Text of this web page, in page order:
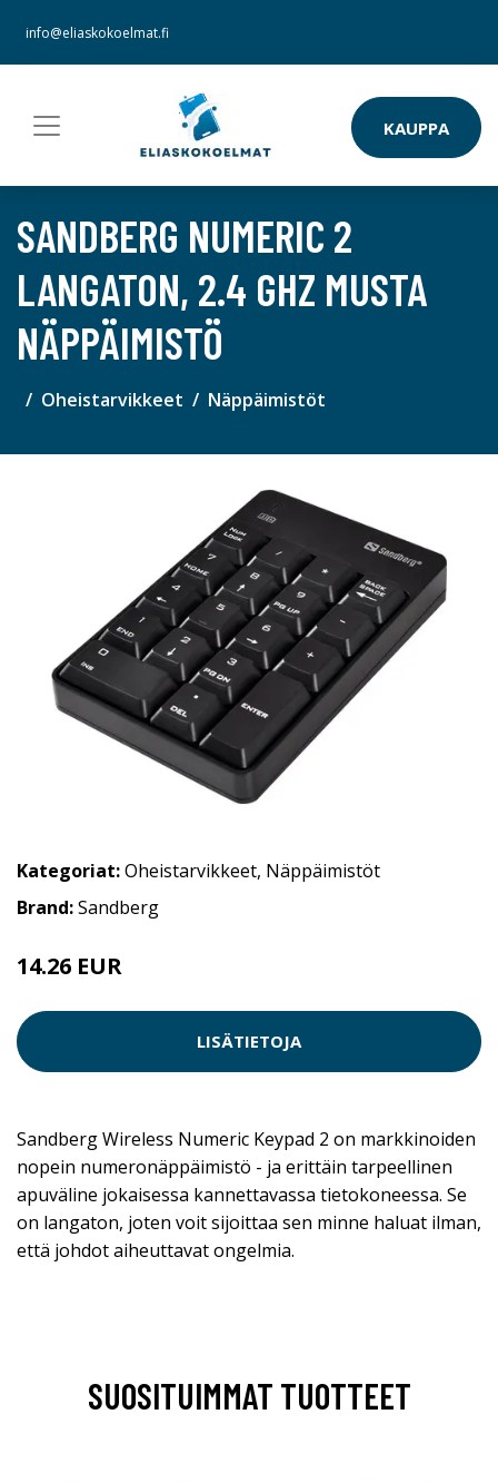
info@eliaskokoelmat.fi
KAUPPA
SANDBERG NUMERIC 2
LANGATON, 2.4 GHZ MUSTA
NÄPPÄIMISTÖ
Oheistarvikkeet Näppäimistöt
Kategoriat:Oheistarvikkeet, Näppäimistöt
Brand:Sandberg
14.26 EUR
LISÄTIETOJA
Sandberg Wireless Numeric Keypad 2 on markkinoiden
nopein numeronäppäimistö - ja erittäin tarpeellinen
apuväline jokaisessa kannettavassa tietokoneessa. Se
on langaton, joten voit sijoittaa sen minne haluat ilman,
että johdot aiheuttavat ongelmia.
SUOSITUIMMAT TUOTTEET